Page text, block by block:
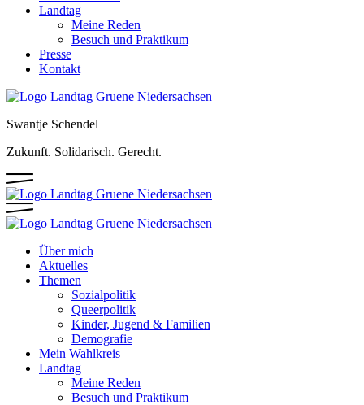
Landtag
Meine Reden
Besuch und Praktikum
Presse
Kontakt
Swantje Schendel
Zukunft. Solidarisch. Gerecht.
Über mich
Aktuelles
Themen
Sozialpolitik
Queerpolitik
Kinder, Jugend & Familien
Demografie
Mein Wahlkreis
Landtag
Meine Reden
Besuch und Praktikum